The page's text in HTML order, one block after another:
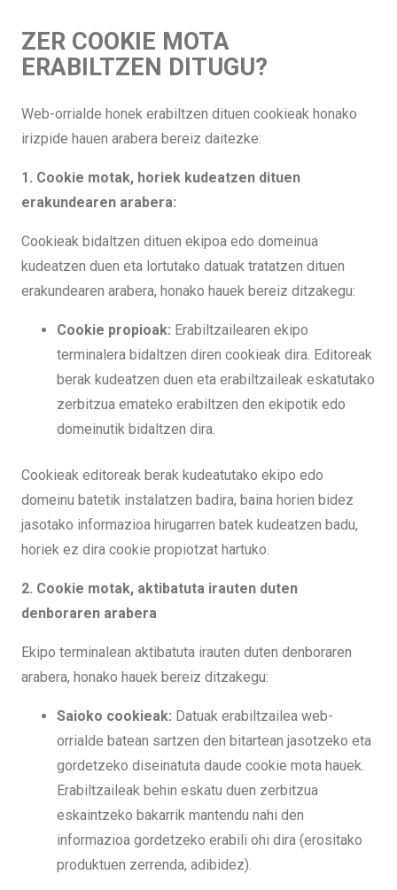
ZER COOKIE MOTA
ERABILTZEN DITUGU?
Web-orrialde honek erabiltzen dituen cookieak honako
irizpide hauen arabera bereiz daitezke:
1. Cookie motak, horiek kudeatzen dituen
erakundearen arabera:
Cookieak bidaltzen dituen ekipoa edo domeinua
kudeatzen duen eta lortutako datuak tratatzen dituen
erakundearen arabera, honako hauek bereiz ditzakegu:
Cookie propioak: Erabiltzailearen ekipo
terminalera bidaltzen diren cookieak dira. Editoreak
berak kudeatzen duen eta erabiltzaileak eskatutako
zerbitzua emateko erabiltzen den ekipotik edo
domeinutik bidaltzen dira.
Cookieak editoreak berak kudeatutako ekipo edo
domeinu batetik instalatzen badira, baina horien bidez
jasotako informazioa hirugarren batek kudeatzen badu,
horiek ez dira cookie propiotzat hartuko.
2. Cookie motak, aktibatuta irauten duten
denboraren arabera
Ekipo terminalean aktibatuta irauten duten denboraren
arabera, honako hauek bereiz ditzakegu:
Saioko cookieak: Datuak erabiltzailea web-
orrialde batean sartzen den bitartean jasotzeko eta
gordetzeko diseinatuta daude cookie mota hauek.
Erabiltzaileak behin eskatu duen zerbitzua
eskaintzeko bakarrik mantendu nahi den
informazioa gordetzeko erabili ohi dira (erositako
produktuen zerrenda, adibidez).